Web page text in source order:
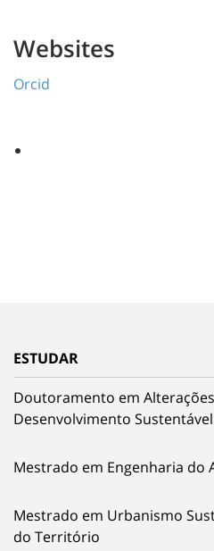
Websites
Orcid
ESTUDAR
Doutoramento em
Desenvolvimento Sustentável
Mestrado em Engenharia do
Mestrado em Urbanismo
do Território